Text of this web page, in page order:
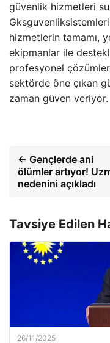
güvenlik hizmetleri
hizmetlerin tamamı,
ekipmanlar ile
profesyonel
sektörde öne çıkan
zaman güven veriyor.
← Gençlerde ani
ölümler artıyor!
nedenini açıkladı
Tavsiye Edilen
26/11/2025